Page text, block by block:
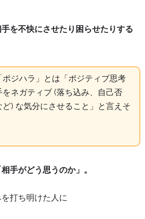
を不快にさせたり困らせたりする
ジハラ」とは「ポジティブ思考
ネガティブ (落ち込み、自己否
) な気分にさせること」と言えそ
相手がどう思うのか」。
打ち明けた人に